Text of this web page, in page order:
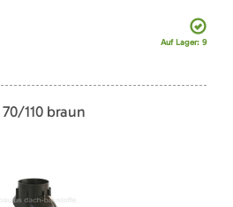
Auf Lager: 9
110 braun